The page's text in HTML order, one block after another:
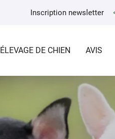
Inscription newsletter
ÉLEVAGE DE CHIEN AVIS